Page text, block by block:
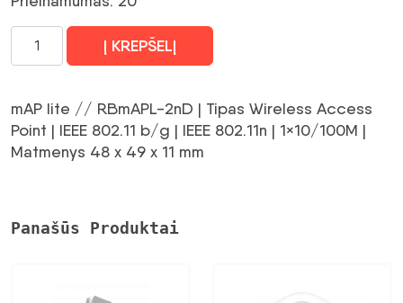
produkto
Point|MIKROTIK|IEEE
802.11
b/g|IEEE
802.11n|1x10/100M|RBMAPL-
Į KREPŠELĮ
mAP lite // RBmAPL-2nD | Tipas Wireless Access
Point | IEEE 802.11 b/g | IEEE 802.11n | 1×10/100M |
Matmenys 48 x 49 x 11 mm
Panašūs Produktai